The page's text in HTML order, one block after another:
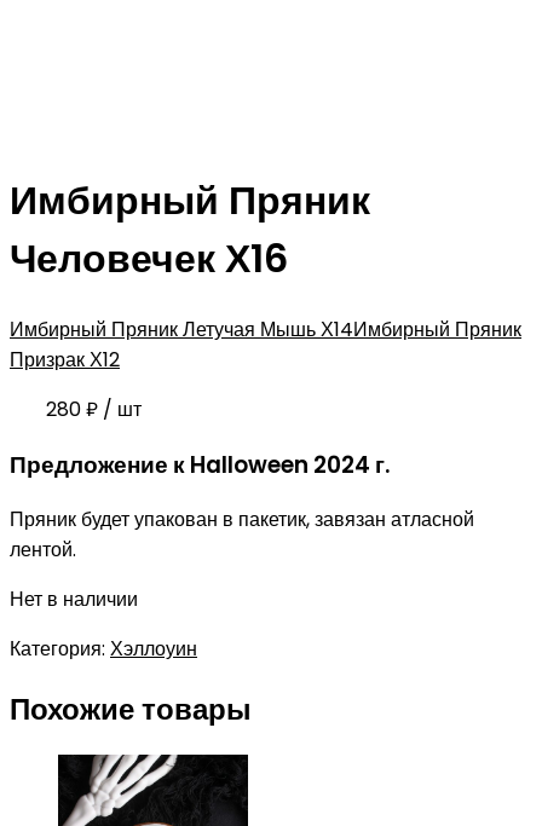
Имбирный Пряник
Человечек Х16
Имбирный Пряник Летучая Мышь Х14Имбирный Пряник
Призрак Х12
280₽ / шт
Предложение к Halloween 2024 г.
Пряник будет упакован в пакетик, завязан атласной
лентой.
Нет в наличии
Категория: Хэллоуин
Похожие товары